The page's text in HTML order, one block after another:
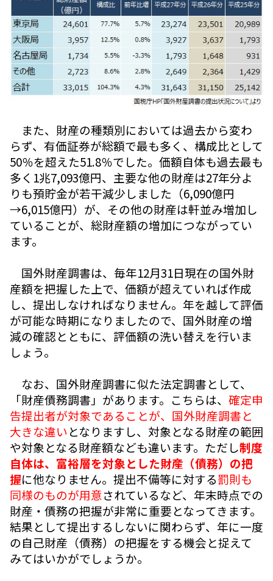
また、財産の種類別においては過去から変わ
らず、有価証券が総額で最も多く、構成比として
50％を超えた51.8％でした。価額自体も過去最も
多く1兆7,093億円、主要な他の財産は27年分よ
りも預貯金が若干減少しました（6,090億円
→6,015億円）が、その他の財産は軒並み増加し
ていることが、総財産額の増加につながってい
ます。
国外財産調書は、毎年12月31日現在の国外財
産額を把握した上で、価額が超えていれば作成
し、提出しなければなりません。年を越して評価
が可能な時期になりましたので、国外財産の増
減の確認とともに、評価額の洗い替えを行いま
しょう。
なお、国外財産調書に似た法定調書として、
「財産債務調書」があります。こちらは、 確定申
告提出者が対象であることが、国外財産調書と
大きな違い となりますし、対象となる財産の範囲
や対象となる財産額なども違います。ただし制度
自体は、富裕層を対象とした財産（債務）の把
握に他なりません。提出不備等に対する罰則も
同様のものが用意されているなど、年末時点での
財産・債務の把握が非常に重要となってきます。
結果として提出するしないに関わらず、年に一度
の自己財産（債務）の把握をする機会と捉えて
みてはいかがでしょうか。